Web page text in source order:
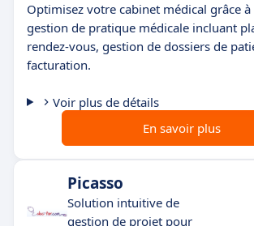
Optimisez votre cabinet médical grâce
gestion de pratique médicale incluant
rendez-vous, gestion de dossiers de
facturation.
Voir plus de détails
En savoir plus
Picasso
Solution intuitive de
gestion de projet pour